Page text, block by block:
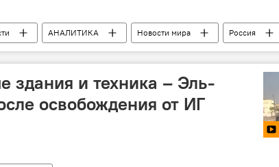
АНАЛИТИКА Новости мира
Россия
Евгений Михайлов
Турецко-российские отношения
здания и техника – Эль-
освобождения от ИГ